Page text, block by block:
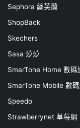
Sephora 絲芙蘭
ShopBack
Skechers
Sasa 莎莎
SmarTone Home 數碼
SmarTone Mobile 數
Speedo
Strawberrynet 草莓網